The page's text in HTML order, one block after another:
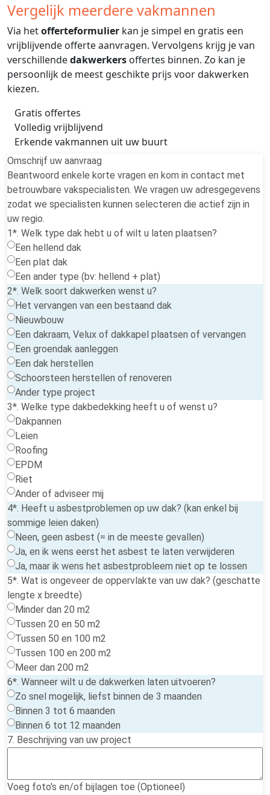
Vergelijk meerdere vakmannen
Via hetofferteformulier kan je simpel en gratis een
vrijblijvende offerte aanvragen. Vervolgens krijg je van
verschillendedakwerkers offertes binnen. Zo kan je
persoonlijk de meest geschikte prijs voor dakwerken
kiezen.
Gratis offertes
Volledig vrijblijvend
Erkende vakmannen uit uw buurt
Omschrijf uw aanvraag
Beantwoord enkele korte vragen en kom in contact met
betrouwbare vakspecialisten. We vragen uw adresgegevens
zodat we specialisten kunnen selecteren die actief zijn in
uw regio.
1*. Welk type dak hebt u of wilt u laten plaatsen?
Een hellend dak
Een plat dak
Een ander type (bv: hellend + plat)
2*. Welk soort dakwerken wenst u?
Het vervangen van een bestaand dak
Nieuwbouw
Een dakraam, Velux of dakkapel plaatsen of vervangen
Een groendak aanleggen
Een dak herstellen
Schoorsteen herstellen of renoveren
Ander type project
3*. Welke type dakbedekking heeft u of wenst u?
Dakpannen
Leien
Roofing
EPDM
Riet
Ander of adviseer mij
4*. Heeft u asbestproblemen op uw dak? (kan enkel bij
sommige leien daken)
Neen, geen asbest (= in de meeste gevallen)
Ja, en ik wens eerst het asbest te laten verwijderen
Ja, maar ik wens het asbestprobleem niet op te lossen
5*. Wat is ongeveer de oppervlakte van uw dak? (geschatte
lengte x breedte)
Minder dan 20 m2
Tussen 20 en 50 m2
Tussen 50 en 100 m2
Tussen 100 en 200 m2
Meer dan 200 m2
6*. Wanneer wilt u de dakwerken laten uitvoeren?
Zo snel mogelijk, liefst binnen de 3 maanden
Binnen 3 tot 6 maanden
Binnen 6 tot 12 maanden
7. Beschrijving van uw project
Voeg foto's en/of bijlagen toe (Optioneel)